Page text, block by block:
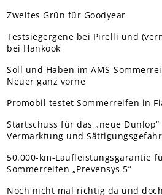
Zweites Grün für Goodyear
Testsiegergene bei Pirelli und
bei Hankook
Soll und Haben im AMS-
Neuer ganz vorne
Promobil testet Sommerreifen in
Startschuss für das „neue
Vermarktung und Sättigungsgefahr
50.000-km-Laufleistungsgarantie
Sommerreifen „Prevensys 5”
Noch nicht mal richtig da und